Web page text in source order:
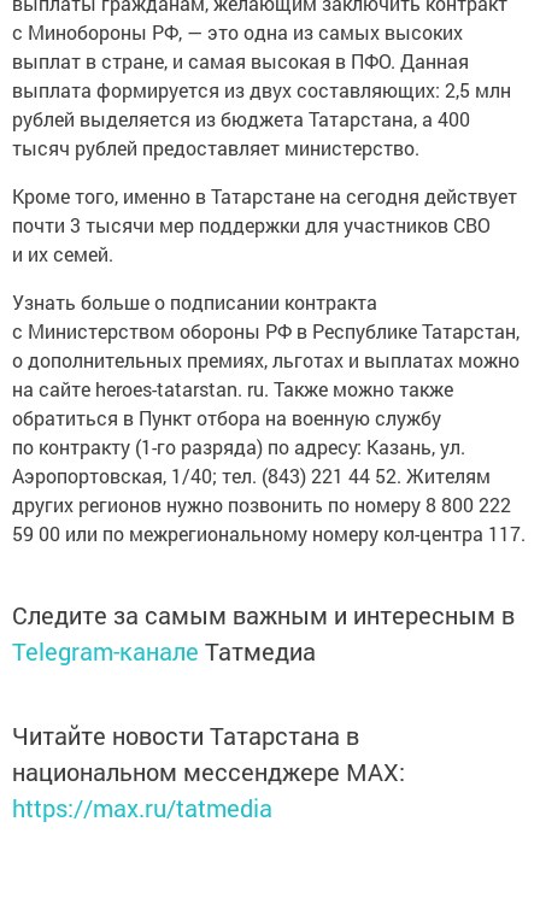
с Минобороны РФ, — это одна из самых высоких
выплат в стране, и самая высокая в ПФО. Данная
выплата формируется из двух составляющих: 2,5 млн
рублей выделяется из бюджета Татарстана, а 400
тысяч рублей предоставляет министерство.
Кроме того, именно в Татарстане на сегодня действует
почти 3 тысячи мер поддержки для участников СВО
и их семей.
Узнать больше о подписании контракта
с Министерством обороны РФ в Республике Татарстан,
о дополнительных премиях, льготах и выплатах можно
на сайте heroes-tatarstan. ru. Также можно также
обратиться в Пункт отбора на военную службу
по контракту (1-го разряда) по адресу: Казань, ул.
Аэропортовская, 1/40; тел. (843) 221 44 52. Жителям
других регионов нужно позвонить по номеру 8 800 222
59 00 или по межрегиональному номеру кол-центра 117.
Следите за самым важным и интересным в
Telegram-канале Татмедиа
Читайте новости Татарстана в
национальном мессенджере MАХ:
https://max.ru/tatmedia